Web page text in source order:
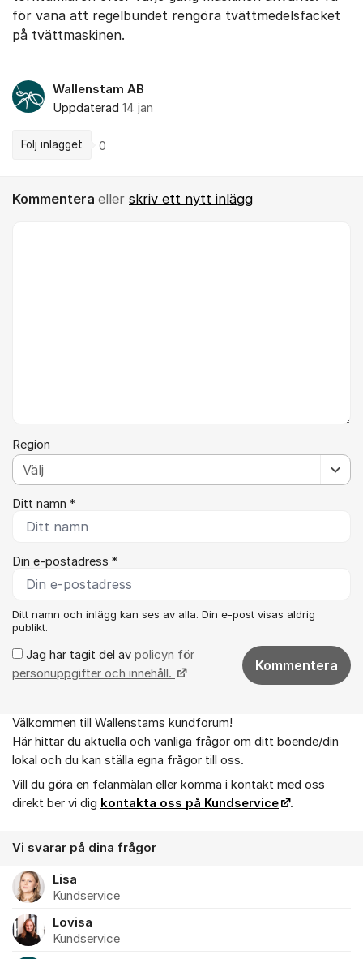
för vana att regelbundet rengöra tvättmedelsfacket
på tvättmaskinen.
Wallenstam AB
Uppdaterad 14 jan
Följ inlägget 0
Kommentera eller skriv ett nytt inlägg
Region
Ditt namn *
Din e-postadress *
Ditt namn och inlägg kan ses av alla. Din e-post visas aldrig
publikt.
Jag har tagit del av policyn för
personuppgifter och innehåll.
Kommentera
Om forumet
Välkommen till Wallenstams kundforum!
Här hittar du aktuella och vanliga frågor om ditt boende/din
lokal och du kan ställa egna frågor till oss.
Vill du göra en felanmälan eller komma i kontakt med oss
direkt ber vi dig kontakta oss på Kundservice .
Vi svarar på dina frågor
Lisa
Kundservice
Lovisa
Kundservice